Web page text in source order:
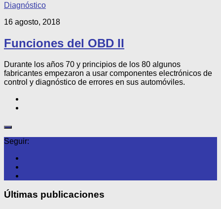
Diagnóstico
16 agosto, 2018
Funciones del OBD II
Durante los años 70 y principios de los 80 algunos
fabricantes empezaron a usar componentes electrónicos de
control y diagnóstico de errores en sus automóviles.
Seguir:
Últimas publicaciones